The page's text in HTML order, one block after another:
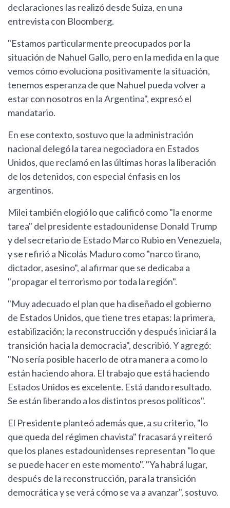
declaraciones las realizó desde Suiza, en una
entrevista con Bloomberg.
"Estamos particularmente preocupados por la
situación de Nahuel Gallo, pero en la medida en la que
vemos cómo evoluciona positivamente la situación,
tenemos esperanza de que Nahuel pueda volver a
estar con nosotros en la Argentina", expresó el
mandatario.
En ese contexto, sostuvo que la administración
nacional delegó la tarea negociadora en Estados
Unidos, que reclamó en las últimas horas la liberación
de los detenidos, con especial énfasis en los
argentinos.
Milei también elogió lo que calificó como "la enorme
tarea" del presidente estadounidense Donald Trump
y del secretario de Estado Marco Rubio en Venezuela,
y se refirió a Nicolás Maduro como "narco tirano,
dictador, asesino", al afirmar que se dedicaba a
"propagar el terrorismo por toda la región".
"Muy adecuado el plan que ha diseñado el gobierno
de Estados Unidos, que tiene tres etapas: la primera,
estabilización; la reconstrucción y después iniciará la
transición hacia la democracia", describió. Y agregó:
"No sería posible hacerlo de otra manera a como lo
están haciendo ahora. El trabajo que está haciendo
Estados Unidos es excelente. Está dando resultado.
Se están liberando a los distintos presos políticos".
El Presidente planteó además que, a su criterio, "lo
que queda del régimen chavista" fracasará y reiteró
que los planes estadounidenses representan "lo que
se puede hacer en este momento". "Ya habrá lugar,
después de la reconstrucción, para la transición
democrática y se verá cómo se va a avanzar", sostuvo.